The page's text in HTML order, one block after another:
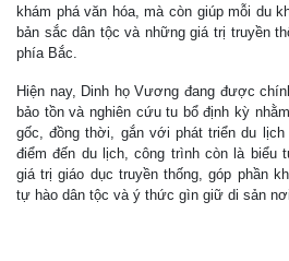
khám phá văn hóa, mà còn giúp mỗi du
bản sắc dân tộc và những giá trị truyền
phía Bắc.
Hiện nay, Dinh họ Vương đang được
bảo tồn và nghiên cứu tu bổ định kỳ
gốc, đồng thời, gắn với phát triển du
điểm đến du lịch, công trình còn là biểu
giá trị giáo dục truyền thống, góp phần
tự hào dân tộc và ý thức gìn giữ di sản nơi